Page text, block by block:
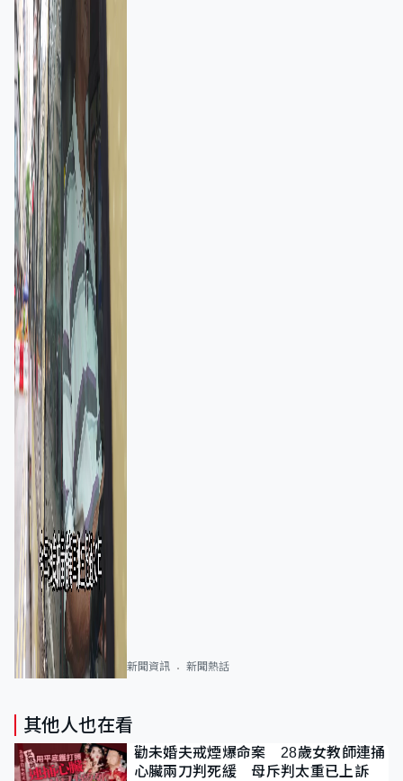
新聞資訊 新聞熱話
其他人也在看
勸未婚夫戒煙爆命案 28歲女教師連捅
心臟兩刀判死緩 母斥判太重已上訴